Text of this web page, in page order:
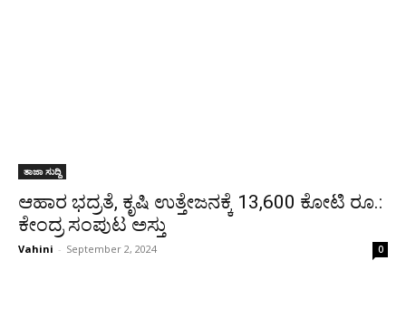
ತಾಜಾ ಸುದ್ದಿ
ಆಹಾರ ಭದ್ರತೆ, ಕೃಷಿ ಉತ್ತೇಜನಕ್ಕೆ 13,600 ಕೋಟಿ ರೂ.:
ಕೇಂದ್ರ ಸಂಪುಟ ಅಸ್ತು
Vahini - September 2, 2024 0